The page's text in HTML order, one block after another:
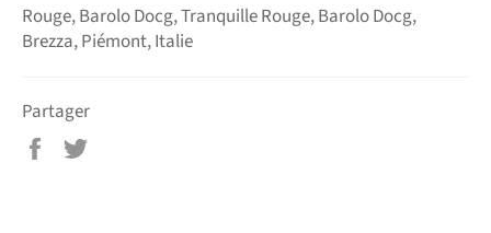
Rouge, Barolo Docg, Tranquille Rouge, Barolo Docg,
Brezza, Piémont, Italie
Partager
Partager